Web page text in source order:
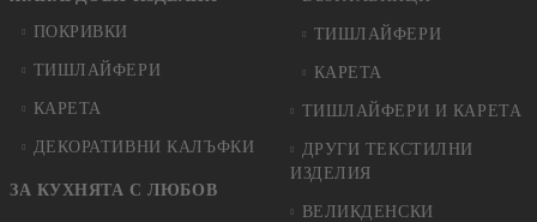
ПОКРИВКИ
ТИШЛАЙФЕРИ
КАРЕТА
ДЕКОРАТИВНИ КАЛЪФКИ
ЗА КУХНЯТА С ЛЮБОВ
ТИШЛАЙФЕРИ
КАРЕТА
ТИШЛАЙФЕРИ И КАРЕТА
ДРУГИ ТЕКСТИЛНИ
ИЗДЕЛИЯ
ВЕЛИКДЕНСКИ